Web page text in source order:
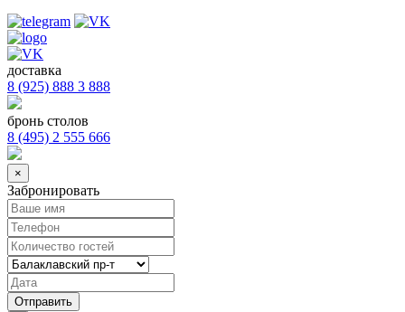
доставка
8 (925) 888 3 888
бронь столов
8 (495) 2 555 666
×
Забронировать